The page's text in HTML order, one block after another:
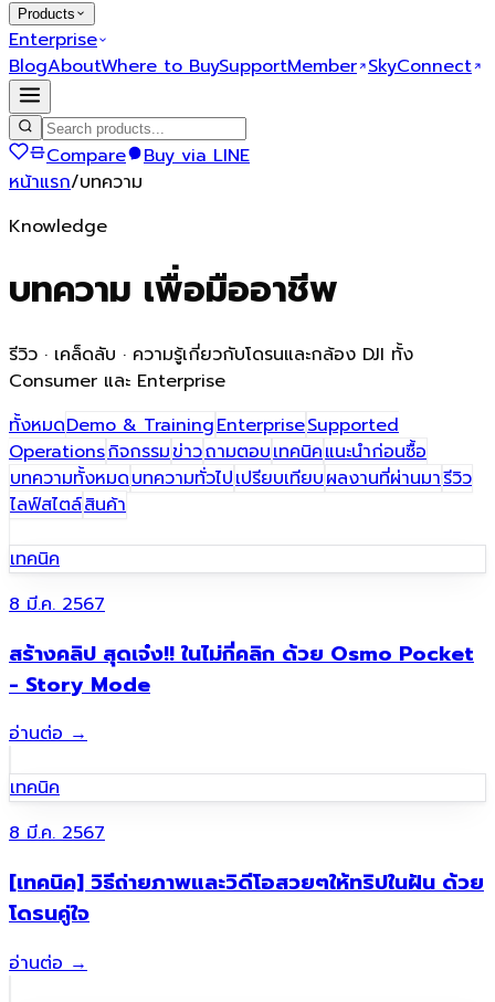
Products
Enterprise
BlogAboutWhere to BuySupportMember SkyConnect
Compare
Buy via LINE
หน้าแรก/บทความ
Knowledge
บทความ เพื่อมืออาชีพ
รีวิว · เคล็ดลับ · ความรู้เกี่ยวกับโดรนและกล้อง DJI ทั้ง
Consumer และ Enterprise
ทั้งหมดDemo & TrainingEnterpriseSupported
Operationsกิจกรรมข่าวถามตอบเทคนิคแนะนำก่อนซื้อ
บทความทั้งหมดบทความทั่วไปเปรียบเทียบผลงานที่ผ่านมา​รีวิว
ไลฟ์สไตล์สินค้า
เทคนิค
8 มี.ค. 2567
สร้างคลิป สุดเจ๋ง!! ในไม่กี่คลิก ด้วย Osmo Pocket
- Story Mode
อ่านต่อ→
เทคนิค
8 มี.ค. 2567
[เทคนิค] วิธีถ่ายภาพและวิดีโอสวยๆให้ทริปในฝัน ด้วย
โดรนคู่ใจ
อ่านต่อ →